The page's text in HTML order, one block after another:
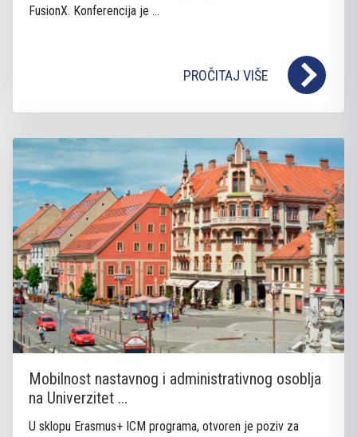
FusionX. Konferencija je ...
PROČITAJ VIŠE
Mobilnost nastavnog i administrativnog osoblja
na Univerzitet ...
U sklopu Erasmus+ ICM programa, otvoren je poziv za